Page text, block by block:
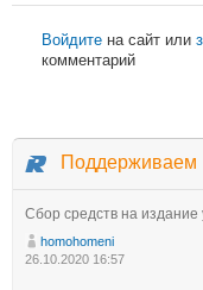
Войдите на сайт или
комментарий
Поддерживаем
Сбор средств на издание
homohomeni
26.10.2020 16:57